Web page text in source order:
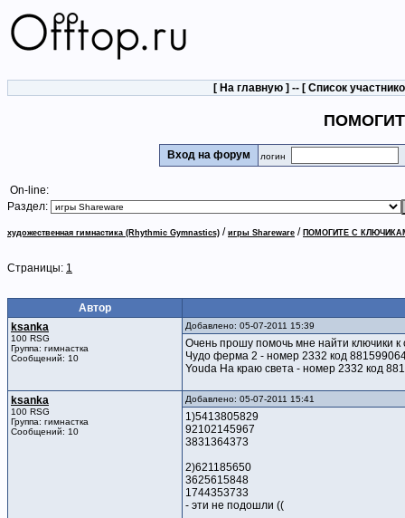
[ На главную ] -- [ Список
Вход на форум логин
On-line:
Раздел:
художественная гимнастика (Rhythmic Gymnastics) / игры Shareware / ПОМОГИТЕ С
Страницы: 1
Автор
ksanka
100 RSG
Группа: гимнастка
Сообщений: 10
Добавлено: 05-07-2011 15:39
Очень прошу помочь мне найти ключики
Чудо ферма 2 - номер 2332 код
Youda На краю света - номер 2332 код
ksanka
100 RSG
Группа: гимнастка
Сообщений: 10
Добавлено: 05-07-2011 15:41
1)5413805829
92102145967
3831364373
2)621185650
3625615848
1744353733
- эти не подошли ((